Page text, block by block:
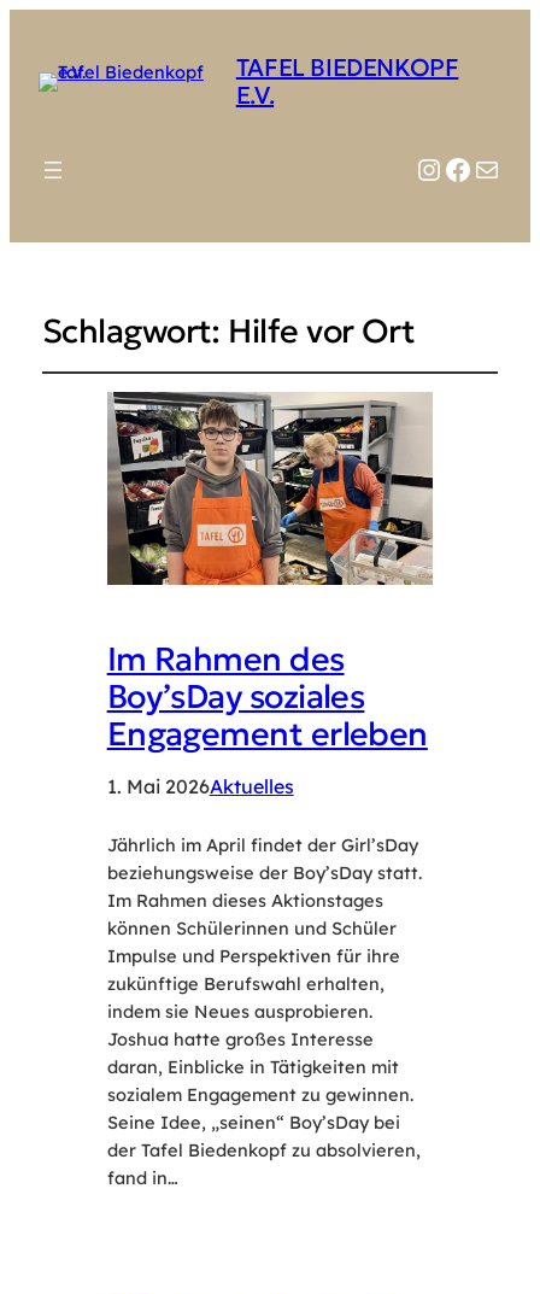
TAFEL BIEDENKOPF
E.V.
E-Mail
Schlagwort: Hilfe vor Ort
Im Rahmen des
Boy’sDay soziales
Engagement erleben
1. Mai 2026Aktuelles
Jährlich im April findet der Girl’sDay
beziehungsweise der Boy’sDay statt.
Im Rahmen dieses Aktionstages
können Schülerinnen und Schüler
Impulse und Perspektiven für ihre
zukünftige Berufswahl erhalten,
indem sie Neues ausprobieren.
Joshua hatte großes Interesse
daran, Einblicke in Tätigkeiten mit
sozialem Engagement zu gewinnen.
Seine Idee, „seinen“ Boy’sDay bei
der Tafel Biedenkopf zu absolvieren,
fand in…